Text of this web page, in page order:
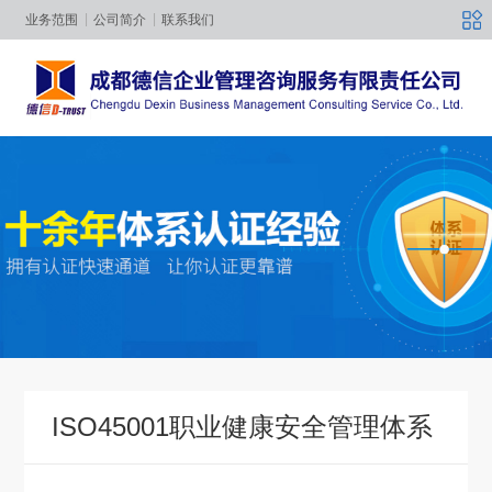
业务范围 公司简介 联系我们
ISO45001职业健康安全管理体系